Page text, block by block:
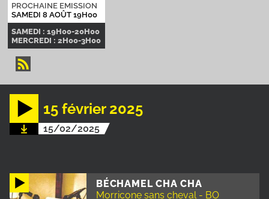
PROCHAINE EMISSION
SAMEDI 8 AOÛT 19H00
SAMEDI : 19H00-20H00
MERCREDI : 2H00-3H00
BÉCHAMEL CHA CHA
Morricone sans cheval - BO
15 février 2025
15/02/2025